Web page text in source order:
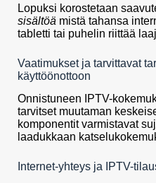
Lopuksi korostetaan
sisältöä mistä tahansa
tabletti tai puhelin riittää
Vaatimukset ja tarvittavat
käyttöönottoon
Onnistuneen IPTV-
tarvitset muutaman
komponentit varmistavat
laadukkaan
Internet-yhteys ja IPTV-